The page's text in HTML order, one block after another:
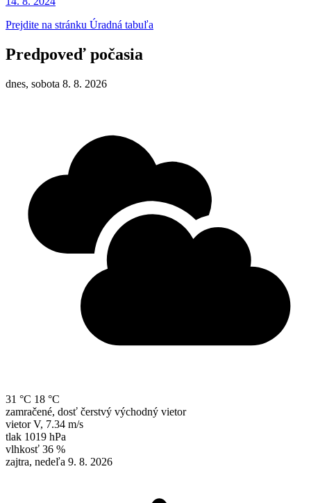
Prejdite na stránku Úradná tabuľa
Predpoveď počasia
dnes, sobota 8. 8. 2026
31 °C 18 °C
zamračené, dosť čerstvý východný vietor
vietor V, 7.34 m/s
tlak 1019 hPa
vlhkosť 36 %
zajtra, nedeľa 9. 8. 2026